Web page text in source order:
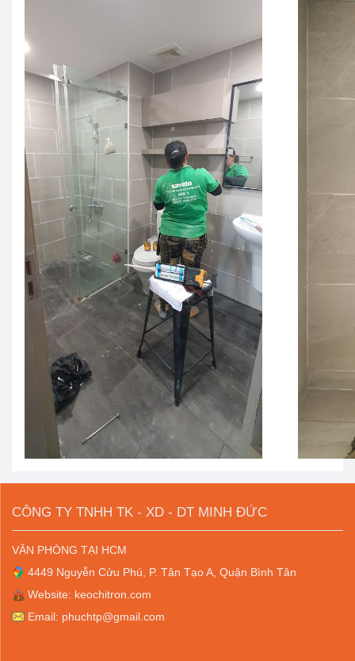
CÔNG TY TNHH TK - XD - DT MINH ĐỨC
VĂN PHÒNG TẠI HCM
4449 Nguyễn Cửu Phú, P. Tân Tạo A, Quận Bình Tân
Website: keochitron.com
Email: phuchtp@gmail.com